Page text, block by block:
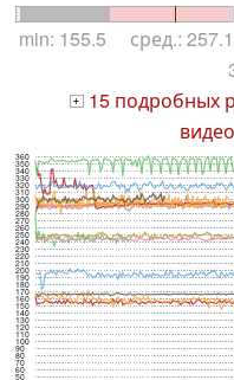
min: 155.5 сред.:
+ 15 подробных
50
60
70
80
90
100
110
120
130
140
150
160
170
180
190
200
210
220
230
240
250
260
270
280
290
300
310
320
330
340
350
360